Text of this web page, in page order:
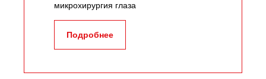
микрохирургия глаза
Подробнее